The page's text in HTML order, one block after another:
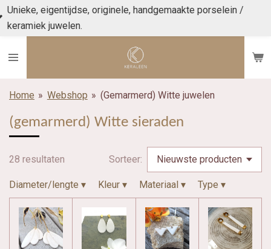
Ga
direct
de
Vanaf €70 gratis verzending
Home » Webshop » (Gemarmerd) Witte juwelen
(gemarmerd) Witte sieraden
28 resultaten Sorteer:
Diameter/lengte ▾ Kleur ▾ Materiaal ▾ Type ▾